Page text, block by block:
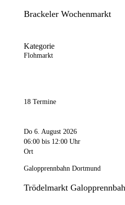
Brackeler Wochenmarkt
Kategorie
Flohmarkt
18 Termine
Do 6. August 2026
06:00 bis 12:00 Uhr
Ort
Galopprennbahn Dortmund
Trödelmarkt